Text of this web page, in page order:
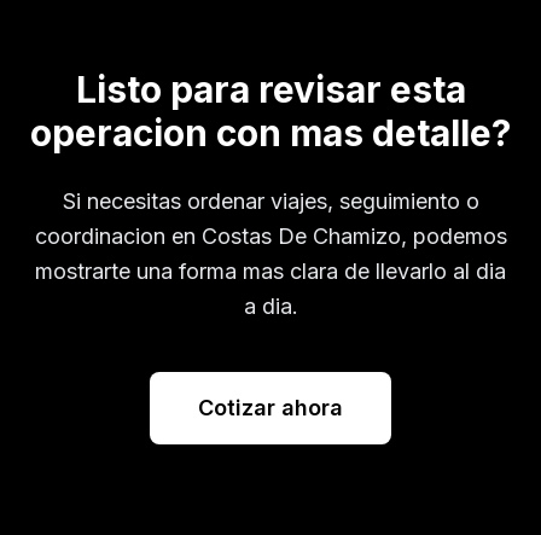
Listo para revisar esta
operacion con mas detalle?
Si necesitas ordenar viajes, seguimiento o
coordinacion en Costas De Chamizo, podemos
mostrarte una forma mas clara de llevarlo al dia
a dia.
Cotizar ahora